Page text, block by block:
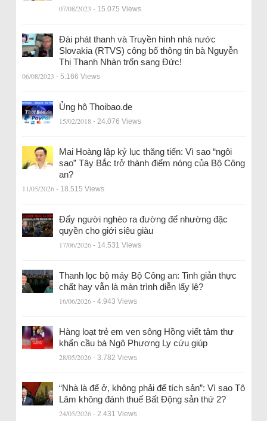
07/08/2023 - 15.075 Views
Đài phát thanh và Truyền hình nhà nước
Slovakia (RTVS) công bố thông tin bà Nguyễn
Thị Thanh Nhàn trốn sang Đức!
06/08/2023 - 5.166 Views
Ủng hộ Thoibao.de
15/02/2018 - 24.076 Views
Mai Hoàng lập kỷ lục thăng tiến: Vì sao “ngôi
sao” Tây Bắc trở thành điểm nóng của Bộ Công
an?
11/05/2026 - 18.515 Views
Đẩy người nghèo ra đường để nhường đặc
quyền cho giới siêu giàu
17/06/2026 - 14.531 Views
Thanh lọc bộ máy Bộ Công an: Tinh giản thực
chất hay vẫn là màn trình diễn lấy lệ?
16/06/2026 - 4.943 Views
Hàng loạt trẻ em ven sông Hồng viết tâm thư
khẩn cầu bà Ngô Phương Ly cứu giúp
28/05/2026 - 3.782 Views
“Nhà là để ở, không phải để tích sản”: Vì sao Tô
Lâm không đánh thuế Bất Động sản thứ 2?
24/05/2026 - 2.431 Views